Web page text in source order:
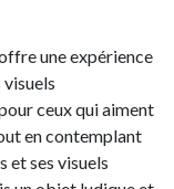
une expérience
ceux qui aiment
en contemplant
et ses visuels